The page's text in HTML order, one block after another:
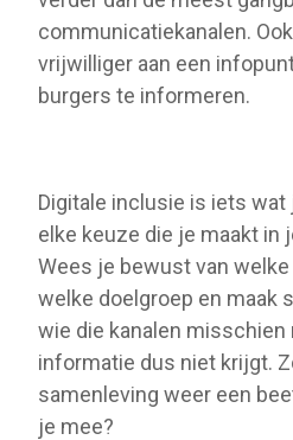
communicatiekanalen.
vrijwilliger aan een
burgers te informeren.
Digitale inclusie is iets
elke keuze die je maakt in
Wees je bewust van
welke doelgroep en maak
wie die kanalen misschien
informatie dus niet krijgt.
samenleving weer een
je mee?